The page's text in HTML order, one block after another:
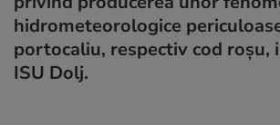
hidrometeorologice
portocaliu, respectiv cod roşu,
ISU Dolj.